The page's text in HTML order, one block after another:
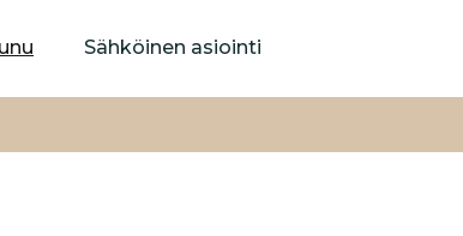
pääsisältöön
Sähköinen asiointi